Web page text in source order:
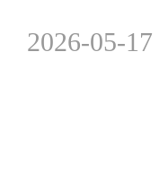
2026-05-17